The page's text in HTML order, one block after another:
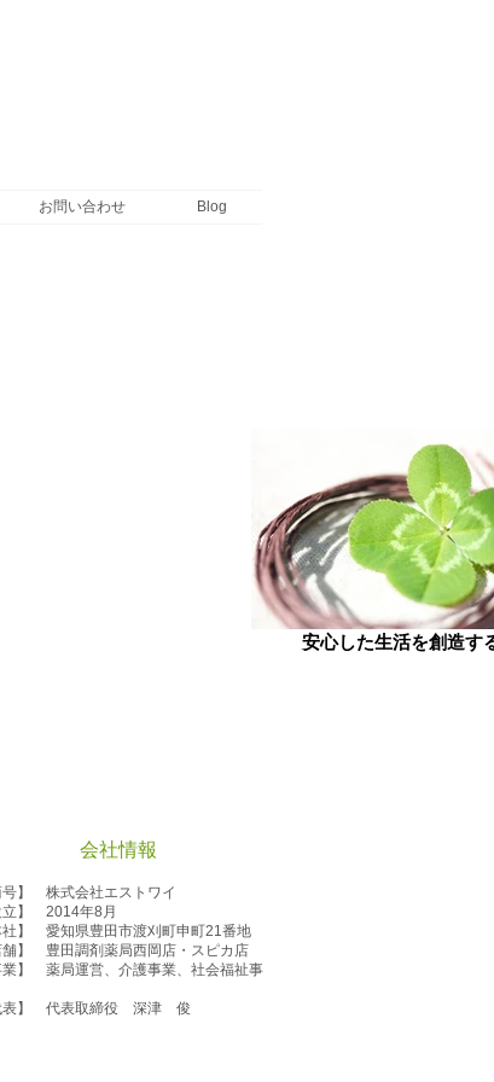
お問い合わせ Blog
安心した生活を創造す
会社情報
号】 株式会社エストワイ
立】 2014年8月
社】 愛知県豊田市渡刈町申町21番地
舗】 豊田調剤薬局西岡店・スピカ店
業】 薬局運営、介護事業、社会福祉事
表】 代表取締役 深津 俊